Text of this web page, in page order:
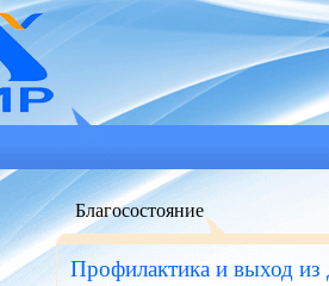
Благосостояние
Профилактика и выход из